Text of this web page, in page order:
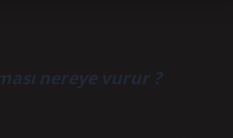
nereye vurur ?